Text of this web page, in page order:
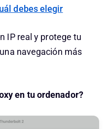
debes elegir
IP real y protege tu
navegación más
en tu ordenador?